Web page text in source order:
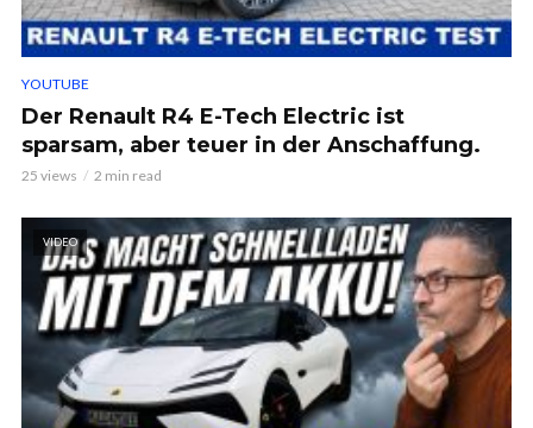
YOUTUBE
Der Renault R4 E-Tech Electric ist
sparsam, aber teuer in der Anschaffung.
25 views 2 min read
VIDEO